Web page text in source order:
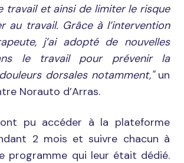
travail et ainsi de limiter le risque
au travail. Grâce à l’intervention
j’ai adopté de nouvelles
le travail pour prévenir la
dorsales notamment,"un
Norauto d’Arras.
pu accéder à la plateforme
2 mois et suivre chacun à
programme qui leur était dédié.